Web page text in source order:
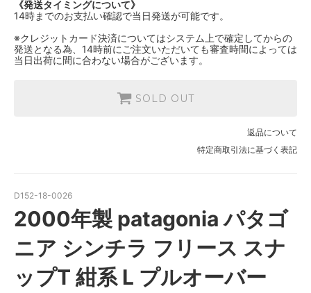
《発送タイミングについて》
14時までのお支払い確認で当日発送が可能です。
※クレジットカード決済についてはシステム上で確定してからの
発送となる為、14時前にご注文いただいても審査時間によっては
当日出荷に間に合わない場合がございます。
SOLD OUT
返品について
特定商取引法に基づく表記
D152-18-0026
2000年製 patagonia パタゴ
ニア シンチラ フリース スナ
ップT 紺系 L プルオーバー